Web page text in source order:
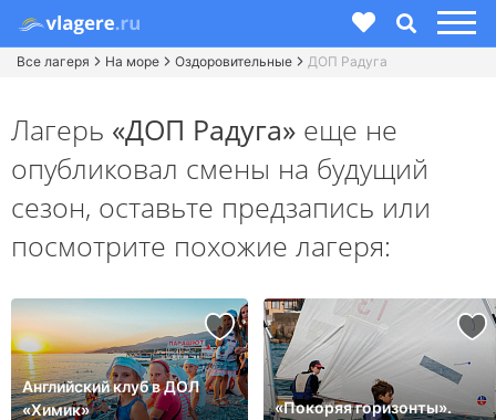
Все лагеря На море Оздоровительные ДОП Радуга
Лагерь «ДОП Радуга» еще не
опубликовал смены на будущий
сезон, оставьте предзапись или
посмотрите похожие лагеря:
Английский клуб в ДОЛ
«Химик»
«Покоряя горизонты».